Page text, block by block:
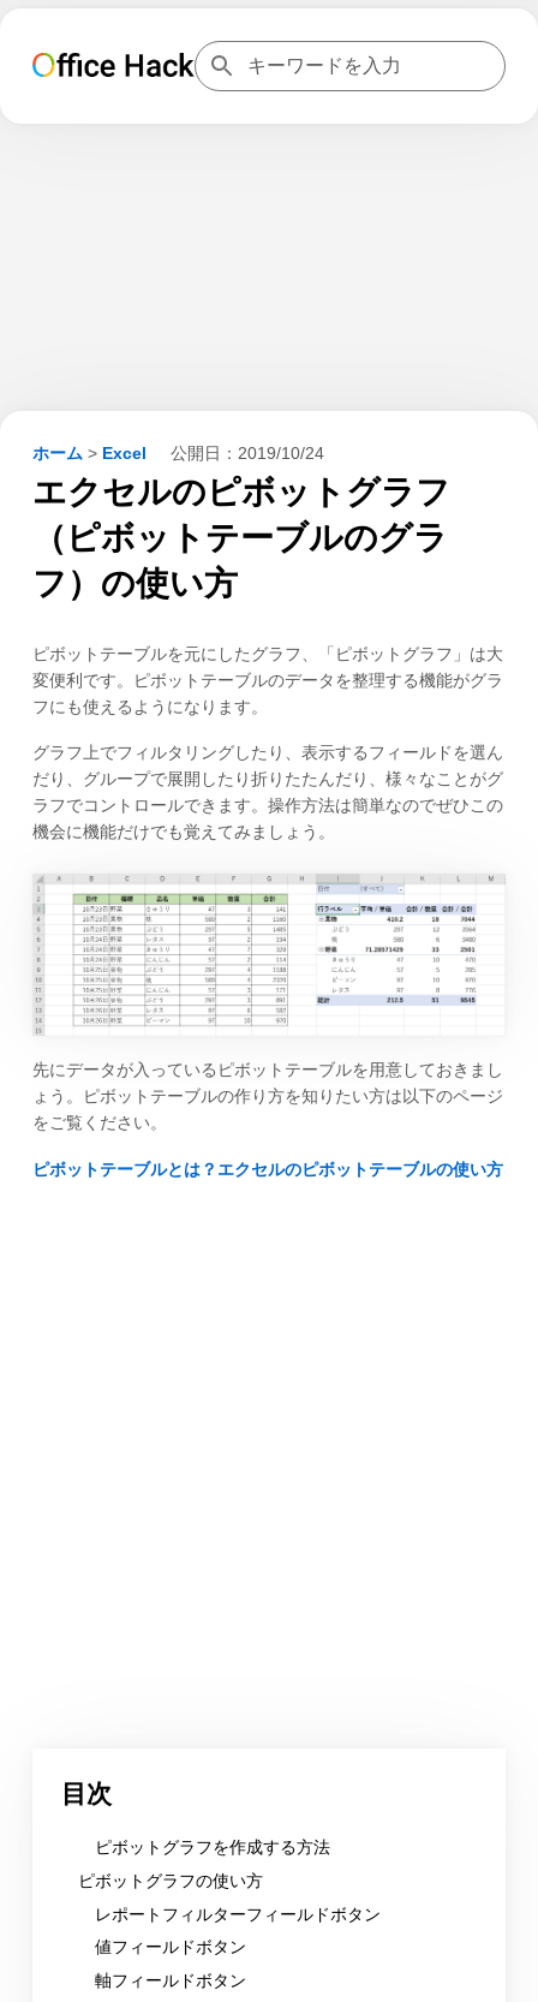
ホーム > Excel 公開日： 2019/10/24
エクセルのピボットグラフ
（ピボットテーブルのグラ
フ）の使い方
ピボットテーブルを元にしたグラフ、「ピボットグラフ」は大
変便利です。ピボットテーブルのデータを整理する機能がグラ
フにも使えるようになります。
グラフ上でフィルタリングしたり、表示するフィールドを選ん
だり、グループで展開したり折りたたんだり、様々なことがグ
ラフでコントロールできます。操作方法は簡単なのでぜひこの
機会に機能だけでも覚えてみましょう。
先にデータが入っているピボットテーブルを用意しておきまし
ょう。ピボットテーブルの作り方を知りたい方は以下のページ
をご覧ください。
ピボットテーブルとは？エクセルのピボットテーブルの使い方
目次
ピボットグラフを作成する方法
ピボットグラフの使い方
レポートフィルターフィールドボタン
値フィールドボタン
軸フィールドボタン